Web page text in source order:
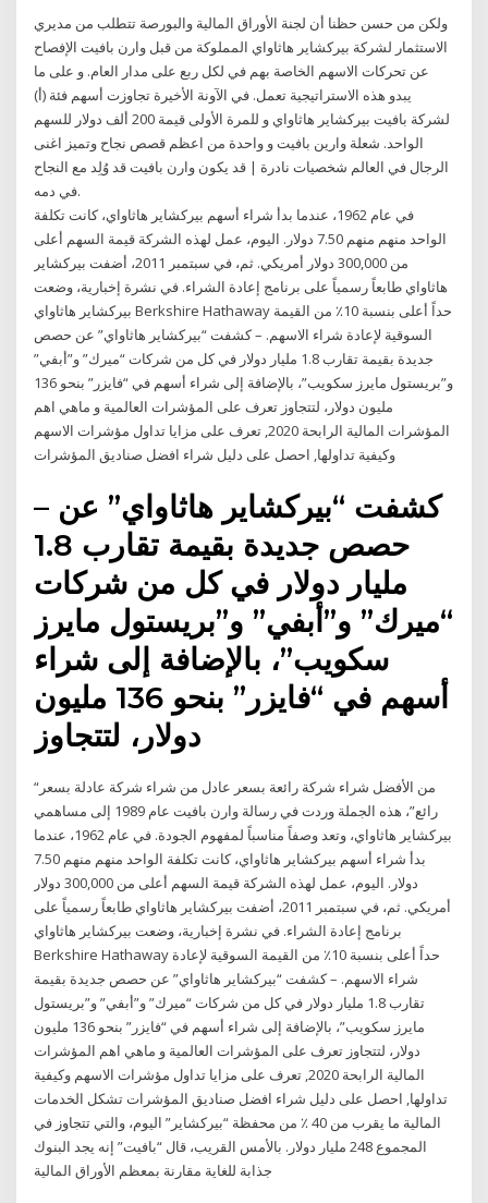
ولكن من حسن حظنا أن لجنة الأوراق المالية والبورصة تتطلب من مديري
الاستثمار لشركة بيركشاير هاثاواي المملوكة من قبل وارن بافيت الإفصاح
عن تحركات الاسهم الخاصة بهم في لكل ربع على مدار العام. و على ما
يبدو هذه الاستراتيجية تعمل. في الآونة الأخيرة تجاوزت أسهم فئة (أ)
لشركة بافيت بيركشاير هاثاواي و للمرة الأولى قيمة 200 ألف دولار للسهم
الواحد. شعلة وارين بافيت و واحدة من اعظم قصص نجاح وتميز اغنى
الرجال في العالم شخصيات نادرة | قد يكون وارن بافيت قد وُلِد مع النجاح
في دمه.
في عام 1962، عندما بدأ شراء أسهم بيركشاير هاثاواي، كانت تكلفة
الواحد منهم منهم 7.50 دولار. اليوم، عمل لهذه الشركة قيمة السهم أعلى
من 300,000 دولار أمريكي. ثم، في سبتمبر 2011، أضفت بيركشاير
هاثاواي طابعاً رسمياً على برنامج إعادة الشراء. في نشرة إخبارية، وضعت
بيركشاير هاثاواي Berkshire Hathaway حداً أعلى بنسبة 10٪ من القيمة
السوقية لإعادة شراء الاسهم. – كشفت “بيركشاير هاثاواي” عن حصص
جديدة بقيمة تقارب 1.8 مليار دولار في كل من شركات “ميرك” و”أبفي”
و”بريستول مايرز سكويب”، بالإضافة إلى شراء أسهم في “فايزر” بنحو 136
مليون دولار، لتتجاوز تعرف على المؤشرات العالمية و ماهي اهم
المؤشرات المالية الرابحة 2020, تعرف على مزايا تداول مؤشرات الاسهم
وكيفية تداولها, احصل على دليل شراء افضل صناديق المؤشرات
– كشفت “بيركشاير هاثاواي” عن
حصص جديدة بقيمة تقارب 1.8
مليار دولار في كل من شركات
“ميرك” و”أبفي” و”بريستول مايرز
سكويب”، بالإضافة إلى شراء
أسهم في “فايزر” بنحو 136 مليون
دولار، لتتجاوز
“من الأفضل شراء شركة رائعة بسعر عادل من شراء شركة عادلة بسعر
رائع”، هذه الجملة وردت في رسالة وارن بافيت عام 1989 إلى مساهمي
بيركشاير هاثاواي، وتعد وصفاً مناسباً لمفهوم الجودة. في عام 1962، عندما
بدأ شراء أسهم بيركشاير هاثاواي، كانت تكلفة الواحد منهم منهم 7.50
دولار. اليوم، عمل لهذه الشركة قيمة السهم أعلى من 300,000 دولار
أمريكي. ثم، في سبتمبر 2011، أضفت بيركشاير هاثاواي طابعاً رسمياً على
برنامج إعادة الشراء. في نشرة إخبارية، وضعت بيركشاير هاثاواي
Berkshire Hathaway حداً أعلى بنسبة 10٪ من القيمة السوقية لإعادة
شراء الاسهم. – كشفت “بيركشاير هاثاواي” عن حصص جديدة بقيمة
تقارب 1.8 مليار دولار في كل من شركات “ميرك” و”أبفي” و”بريستول
مايرز سكويب”، بالإضافة إلى شراء أسهم في “فايزر” بنحو 136 مليون
دولار، لتتجاوز تعرف على المؤشرات العالمية و ماهي اهم المؤشرات
المالية الرابحة 2020, تعرف على مزايا تداول مؤشرات الاسهم وكيفية
تداولها, احصل على دليل شراء افضل صناديق المؤشرات تشكل الخدمات
المالية ما يقرب من 40 ٪ من محفظة “بيركشاير” اليوم، والتي تتجاوز في
المجموع 248 مليار دولار. بالأمس القريب، قال “بافيت” إنه يجد البنوك
جذابة للغاية مقارنة بمعظم الأوراق المالية